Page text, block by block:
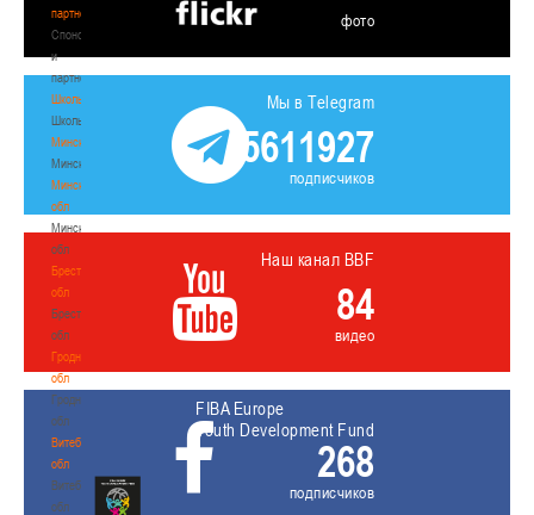
партнеры
Спонсоры
и
партнеры
Школы
Школы
Минск
Минск
Минская
обл
Минская
обл
Брестская
обл
Брестская
обл
Гродненская
обл
Гродненская
обл
Витебская
обл
Витебская
обл
фото
Мы в Telegram
5611927
подписчиков
Наш канал BBF
84
видео
FIBA Europe
Youth Development Fund
268
подписчиков